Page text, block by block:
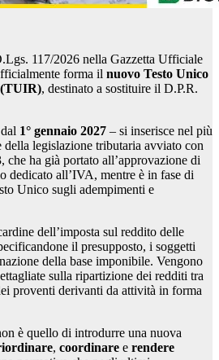
117/2026 nella Gazzetta Ufficiale
forma il nuovo Testo Unico
(TUIR), destinato a sostituire il D.P.R.
1° gennaio 2027 – si inserisce nel più
legislazione tributaria avviato con
che ha già portato all’approvazione di
dedicato all’IVA, mentre è in fase di
Unico sugli adempimenti e
dell’imposta sul reddito delle
il presupposto, i soggetti
della base imponibile. Vengono
sulla ripartizione dei redditi tra
proventi derivanti da attività in forma
è quello di introdurre una nuova
, coordinare e rendere